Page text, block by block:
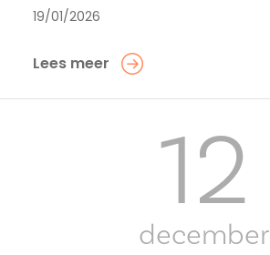
19/01/2026
Lees meer
12
december